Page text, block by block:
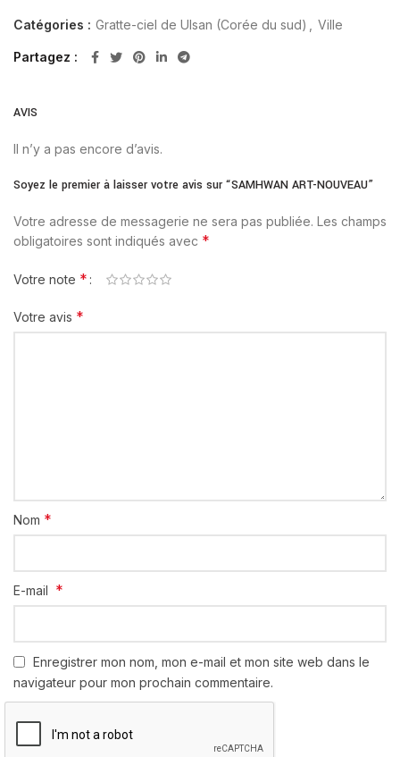
Catégories : Gratte-ciel de Ulsan (Corée du sud) Ville
Partagez
AVIS
Il n’y a pas encore d’avis.
Soyez le premier à laisser votre avis sur “SAMHWAN ART-NOUVEAU”
Votre adresse de messagerie ne sera pas publiée. Les champs
obligatoires sont indiqués avec *
Votre note *
Votre avis *
Nom *
E-mail *
Enregistrer mon nom, mon e-mail et mon site web dans le
navigateur pour mon prochain commentaire.